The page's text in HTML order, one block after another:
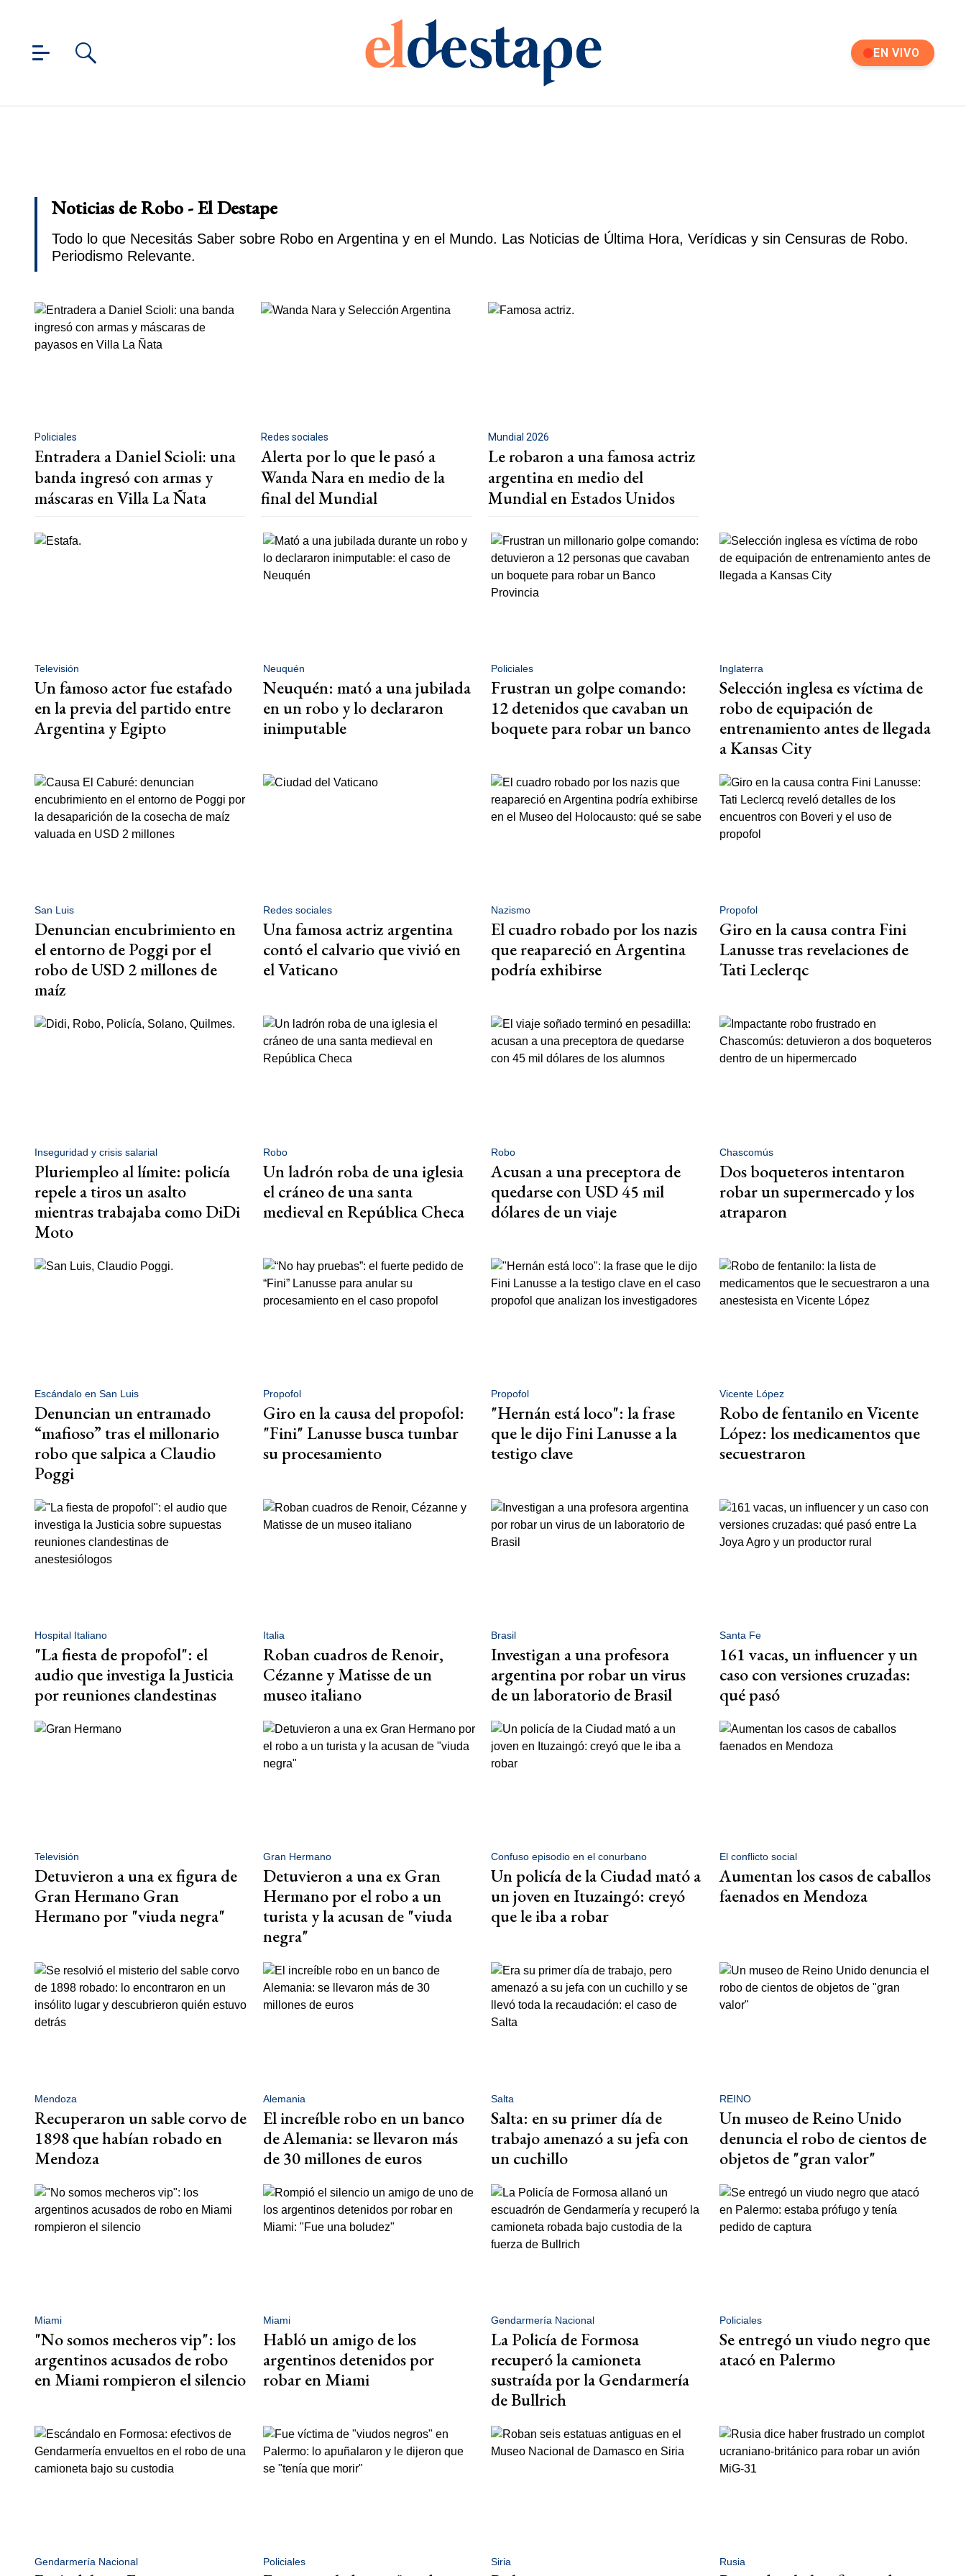
EN VIVO
Noticias de Robo - El Destape
Todo lo que Necesitás Saber sobre Robo en Argentina y en el Mundo. Las Noticias de Última Hora, Verídicas y sin Censuras de Robo.
Periodismo Relevante.
Policiales
Entradera a Daniel Scioli: una
banda ingresó con armas y
máscaras en Villa La Ñata
Redes sociales
Alerta por lo que le pasó a
Wanda Nara en medio de la
final del Mundial
Mundial 2026
Le robaron a una famosa actriz
argentina en medio del
Mundial en Estados Unidos
Televisión
Un famoso actor fue estafado
en la previa del partido entre
Argentina y Egipto
Neuquén
Neuquén: mató a una jubilada
en un robo y lo declararon
inimputable
Policiales
Frustran un golpe comando:
12 detenidos que cavaban un
boquete para robar un banco
Inglaterra
Selección inglesa es víctima de
robo de equipación de
entrenamiento antes de llegada
a Kansas City
San Luis
Denuncian encubrimiento en
el entorno de Poggi por el
robo de USD 2 millones de
maíz
Redes sociales
Una famosa actriz argentina
contó el calvario que vivió en
el Vaticano
Nazismo
El cuadro robado por los nazis
que reapareció en Argentina
podría exhibirse
Propofol
Giro en la causa contra Fini
Lanusse tras revelaciones de
Tati Leclerqc
Inseguridad y crisis salarial
Pluriempleo al límite: policía
repele a tiros un asalto
mientras trabajaba como DiDi
Moto
Robo
Un ladrón roba de una iglesia
el cráneo de una santa
medieval en República Checa
Robo
Acusan a una preceptora de
quedarse con USD 45 mil
dólares de un viaje
Chascomús
Dos boqueteros intentaron
robar un supermercado y los
atraparon
Escándalo en San Luis
Denuncian un entramado
“mafioso” tras el millonario
robo que salpica a Claudio
Poggi
Propofol
Giro en la causa del propofol:
"Fini" Lanusse busca tumbar
su procesamiento
Propofol
"Hernán está loco": la frase
que le dijo Fini Lanusse a la
testigo clave
Vicente López
Robo de fentanilo en Vicente
López: los medicamentos que
secuestraron
Hospital Italiano
"La fiesta de propofol": el
audio que investiga la Justicia
por reuniones clandestinas
Italia
Roban cuadros de Renoir,
Cézanne y Matisse de un
museo italiano
Brasil
Investigan a una profesora
argentina por robar un virus
de un laboratorio de Brasil
Santa Fe
161 vacas, un influencer y un
caso con versiones cruzadas:
qué pasó
Televisión
Detuvieron a una ex figura de
Gran Hermano Gran
Hermano por "viuda negra"
Gran Hermano
Detuvieron a una ex Gran
Hermano por el robo a un
turista y la acusan de "viuda
negra"
Confuso episodio en el conurbano
Un policía de la Ciudad mató a
un joven en Ituzaingó: creyó
que le iba a robar
El conflicto social
Aumentan los casos de caballos
faenados en Mendoza
Mendoza
Recuperaron un sable corvo de
1898 que habían robado en
Mendoza
Alemania
El increíble robo en un banco
de Alemania: se llevaron más
de 30 millones de euros
Salta
Salta: en su primer día de
trabajo amenazó a su jefa con
un cuchillo
REINO
Un museo de Reino Unido
denuncia el robo de cientos de
objetos de "gran valor"
Miami
"No somos mecheros vip": los
argentinos acusados de robo
en Miami rompieron el silencio
Miami
Habló un amigo de los
argentinos detenidos por
robar en Miami
Gendarmería Nacional
La Policía de Formosa
recuperó la camioneta
sustraída por la Gendarmería
de Bullrich
Policiales
Se entregó un viudo negro que
atacó en Palermo
Gendarmería Nacional Policiales Siria Rusia